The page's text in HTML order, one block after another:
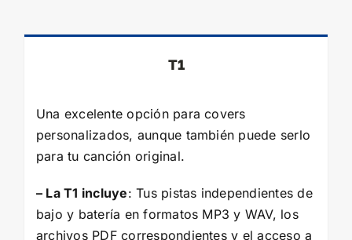
T1
Una excelente opción para covers
personalizados, aunque también puede serlo
para tu canción original.
– La T1 incluye: Tus pistas independientes de
bajo y batería en formatos MP3 y WAV, los
archivos PDF correspondientes y el acceso a